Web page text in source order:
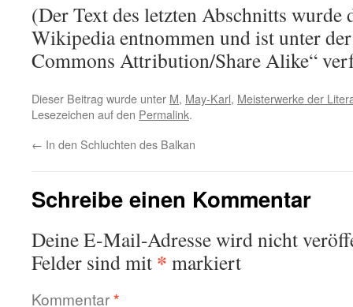
(Der Text des letzten Abschnitts wurde
Wikipedia entnommen und ist unter
Commons Attribution/Share Alike“
Dieser Beitrag wurde unter M, May-Karl, Meisterwerke der
Lesezeichen auf den Permalink.
← In den Schluchten des Balkan
Schreibe einen Kommentar
Deine E-Mail-Adresse wird nicht
Felder sind mit * markiert
Kommentar*